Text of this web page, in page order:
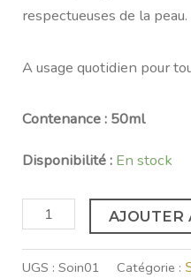
respectueuses de la peau.
A usage quotidien pour
Contenance : 50ml
Disponibilité : En stock
AJOUTER
UGS :Soin01 Catégorie :